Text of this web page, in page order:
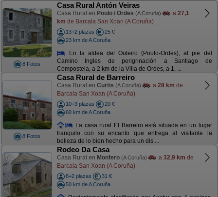
8 Fotos
Casa Rural Antón Veiras
Casa Rural en Poulo / Ordes (A Coruña) a 27,1
km de Barcala San Xoan (A Coruña)
13+2 plazas
25 €
23 km de A Coruña
En la aldea del Outeiro (Poulo-Ordes), al pie del
Camino Ingles de perigrinación a Santiago de
Compostela, a 2 km de la Villa de Ordes, a 1, ...
8 Fotos
Casa Rural de Barreiro
Casa Rural en Curtis (A Coruña) a 28 km de
Barcala San Xoan (A Coruña)
10+3 plazas
20 €
60 km de A Coruña
La casa rural El Barreiro está situada en un lugar
tranquilo con su encanto que entrega al visitante la
belleza de lo bien hecho para un dis ...
Rodeo Da Casa
Casa Rural en Monfero (A Coruña) a 32,9 km de
Barcala San Xoan (A Coruña)
8+2 plazas
31 €
50 km de A Coruña